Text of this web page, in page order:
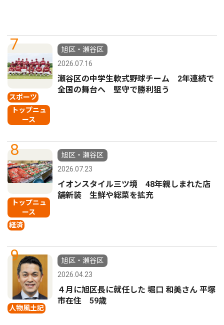
7
スポーツ
トップニュ
ース
旭区・瀬谷区
2026.07.16
瀬谷区の中学生軟式野球チーム 2年連続で
全国の舞台へ 堅守で勝利狙う
8
トップニュ
ース
経済
旭区・瀬谷区
2026.07.23
イオンスタイル三ツ境 48年親しまれた店
舗新装 生鮮や総菜を拡充
9
人物風土記
旭区・瀬谷区
2026.04.23
４月に旭区長に就任した 堀口 和美さん 平塚
市在住 59歳